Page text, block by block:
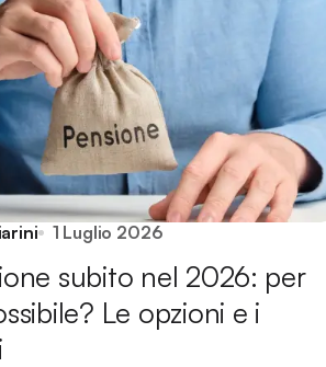
1 Luglio 2026
subito nel 2026: per
Le opzioni e i